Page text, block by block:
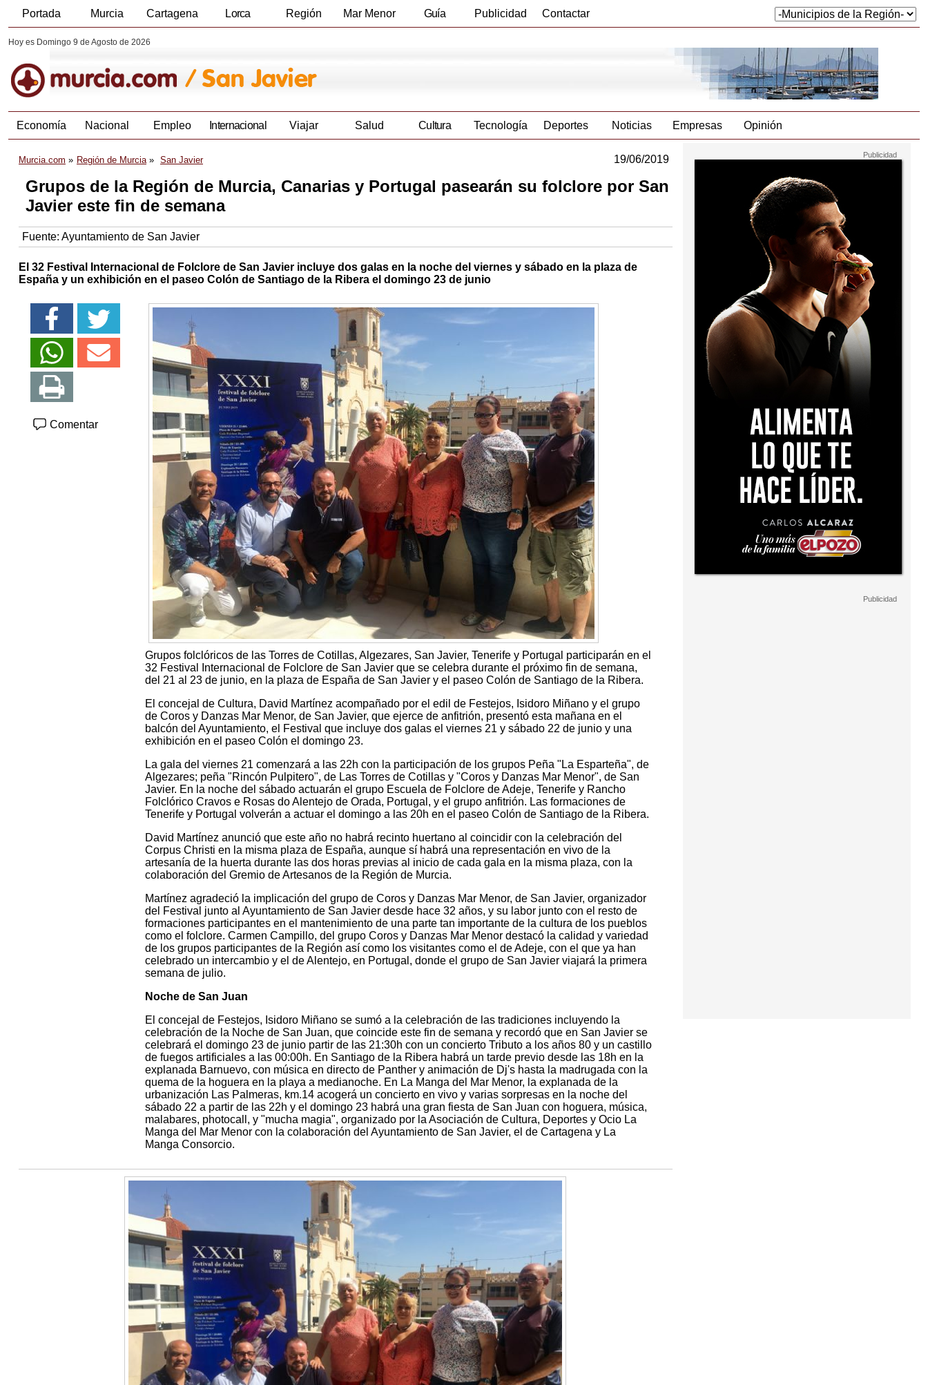
Portada Murcia Cartagena Lorca Región Mar Menor Guía Publicidad Contactar
Hoy es Domingo 9 de Agosto de 2026
Economía Nacional Empleo Internacional Viajar Salud Cultura Tecnología Deportes Noticias Empresas Opinión
Murcia.com Región de Murcia San Javier 19/06/2019
Grupos de la Región de Murcia, Canarias y Portugal pasearán su folclore por San
Javier este fin de semana
Fuente: Ayuntamiento de San Javier
El 32 Festival Internacional de Folclore de San Javier incluye dos galas en la noche del viernes y sábado en la plaza de
España y un exhibición en el paseo Colón de Santiago de la Ribera el domingo 23 de junio
Comentar
Grupos folclóricos de las Torres de Cotillas, Algezares, San Javier, Tenerife y Portugal participarán en el
32 Festival Internacional de Folclore de San Javier que se celebra durante el próximo fin de semana,
del 21 al 23 de junio, en la plaza de España de San Javier y el paseo Colón de Santiago de la Ribera.
El concejal de Cultura, David Martínez acompañado por el edil de Festejos, Isidoro Miñano y el grupo
de Coros y Danzas Mar Menor, de San Javier, que ejerce de anfitrión, presentó esta mañana en el
balcón del Ayuntamiento, el Festival que incluye dos galas el viernes 21 y sábado 22 de junio y una
exhibición en el paseo Colón el domingo 23.
La gala del viernes 21 comenzará a las 22h con la participación de los grupos Peña "La Esparteña", de
Algezares; peña "Rincón Pulpitero", de Las Torres de Cotillas y "Coros y Danzas Mar Menor", de San
Javier. En la noche del sábado actuarán el grupo Escuela de Folclore de Adeje, Tenerife y Rancho
Folclórico Cravos e Rosas do Alentejo de Orada, Portugal, y el grupo anfitrión. Las formaciones de
Tenerife y Portugal volverán a actuar el domingo a las 20h en el paseo Colón de Santiago de la Ribera.
David Martínez anunció que este año no habrá recinto huertano al coincidir con la celebración del
Corpus Christi en la misma plaza de España, aunque sí habrá una representación en vivo de la
artesanía de la huerta durante las dos horas previas al inicio de cada gala en la misma plaza, con la
colaboración del Gremio de Artesanos de la Región de Murcia.
Martínez agradeció la implicación del grupo de Coros y Danzas Mar Menor, de San Javier, organizador
del Festival junto al Ayuntamiento de San Javier desde hace 32 años, y su labor junto con el resto de
formaciones participantes en el mantenimiento de una parte tan importante de la cultura de los pueblos
como el folclore. Carmen Campillo, del grupo Coros y Danzas Mar Menor destacó la calidad y variedad
de los grupos participantes de la Región así como los visitantes como el de Adeje, con el que ya han
celebrado un intercambio y el de Alentejo, en Portugal, donde el grupo de San Javier viajará la primera
semana de julio.
Noche de San Juan
El concejal de Festejos, Isidoro Miñano se sumó a la celebración de las tradiciones incluyendo la
celebración de la Noche de San Juan, que coincide este fin de semana y recordó que en San Javier se
celebrará el domingo 23 de junio partir de las 21:30h con un concierto Tributo a los años 80 y un castillo
de fuegos artificiales a las 00:00h. En Santiago de la Ribera habrá un tarde previo desde las 18h en la
explanada Barnuevo, con música en directo de Panther y animación de Dj's hasta la madrugada con la
quema de la hoguera en la playa a medianoche. En La Manga del Mar Menor, la explanada de la
urbanización Las Palmeras, km.14 acogerá un concierto en vivo y varias sorpresas en la noche del
sábado 22 a partir de las 22h y el domingo 23 habrá una gran fiesta de San Juan con hoguera, música,
malabares, photocall, y "mucha magia", organizado por la Asociación de Cultura, Deportes y Ocio La
Manga del Mar Menor con la colaboración del Ayuntamiento de San Javier, el de Cartagena y La
Manga Consorcio.